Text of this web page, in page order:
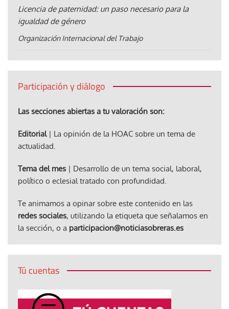
Licencia de paternidad: un paso necesario para la
igualdad de género
Organización Internacional del Trabajo
Participación y diálogo
Las secciones abiertas a tu valoración son:
Editorial| La opinión de la HOAC sobre un tema de
actualidad.
Tema del mes | Desarrollo de un tema social, laboral,
político o eclesial tratado con profundidad.
Te animamos a opinar sobre este contenido en las
redes sociales, utilizando la etiqueta que señalamos en
la sección, o a participacion@noticiasobreras.es
Tú cuentas